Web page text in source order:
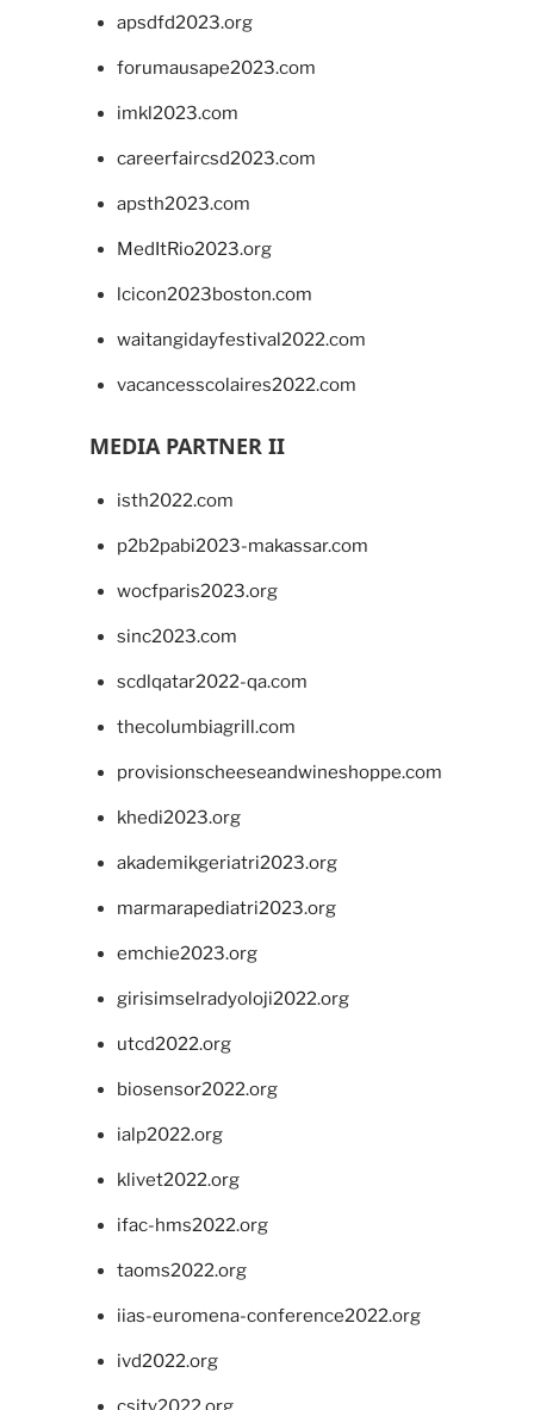
apsdfd2023.org
forumausape2023.com
imkl2023.com
careerfaircsd2023.com
apsth2023.com
MedItRio2023.org
lcicon2023boston.com
waitangidayfestival2022.com
vacancesscolaires2022.com
MEDIA PARTNER II
isth2022.com
p2b2pabi2023-makassar.com
wocfparis2023.org
sinc2023.com
scdlqatar2022-qa.com
thecolumbiagrill.com
provisionscheeseandwineshoppe.com
khedi2023.org
akademikgeriatri2023.org
marmarapediatri2023.org
emchie2023.org
girisimselradyoloji2022.org
utcd2022.org
biosensor2022.org
ialp2022.org
klivet2022.org
ifac-hms2022.org
taoms2022.org
iias-euromena-conference2022.org
ivd2022.org